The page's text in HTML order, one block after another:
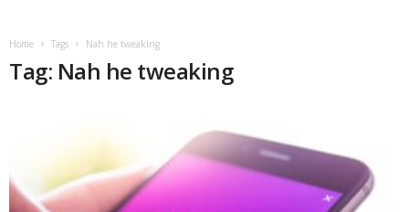
Home Tags Nah he tweaking
Tag: Nah he tweaking